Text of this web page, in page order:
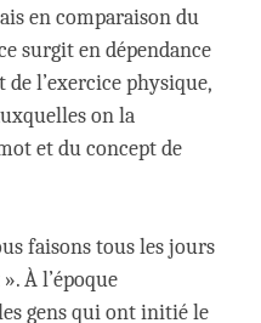
en comparaison du
surgit en dépendance
l’exercice physique,
on la
et du concept de
faisons tous les jours
À l’époque
gens qui ont initié le